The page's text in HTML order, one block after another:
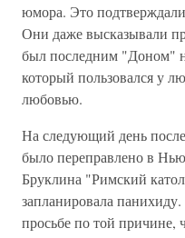
юмора. Это
Они даже высказывали
был последним "Доном"
который пользовался у
любовью.
На следующий день
было переправлено в
Бруклина "Римский
запланировала
просьбе по той